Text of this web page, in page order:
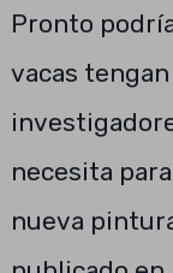
Pronto
vacas
necesita
nueva